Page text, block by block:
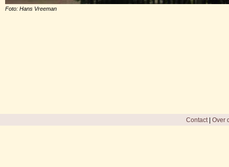
Foto: Hans Vreeman
Contact| Over